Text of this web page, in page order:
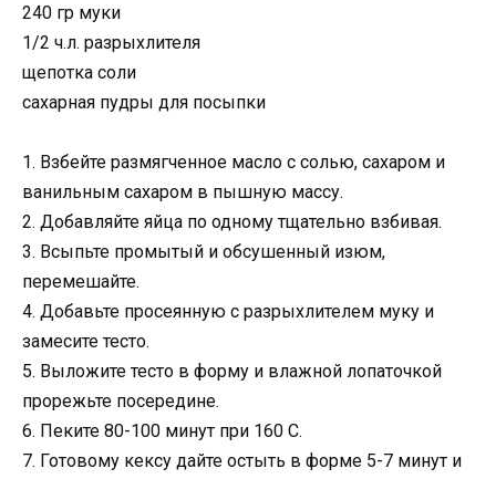
240 гр муки
1/2 ч.л. разрыхлителя
щепотка соли
сахарная пудры для посыпки
1. Взбейте размягченное масло с солью, сахаром и
ванильным сахаром в пышную массу.
2. Добавляйте яйца по одному тщательно взбивая.
3. Всыпьте промытый и обсушенный изюм,
перемешайте.
4. Добавьте просеянную с разрыхлителем муку и
замесите тесто.
5. Выложите тесто в форму и влажной лопаточкой
прорежьте посередине.
6. Пеките 80-100 минут при 160 С.
7. Готовому кексу дайте остыть в форме 5-7 минут и